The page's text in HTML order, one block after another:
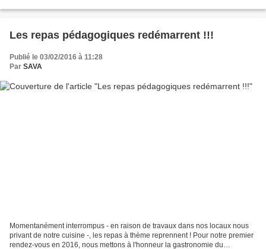
Les repas pédagogiques redémarrent !!!
Publié le 03/02/2016 à 11:28
Par SAVA
Momentanément interrompus - en raison de travaux dans nos locaux nous
privant de notre cuisine -, les repas à thème reprennent ! Pour notre premier
rendez-vous en 2016, nous mettons à l'honneur la gastronomie du